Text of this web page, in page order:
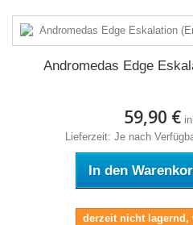
Andromedas Edge
59,90 €
Lieferzeit: Je nach
In den
derzeit nicht lagernd,